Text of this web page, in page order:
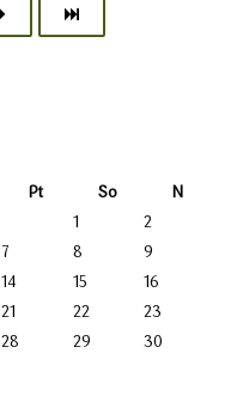
Pt So
N
1
2
7 8
9
14 15
16
21 22
23
28 29
30